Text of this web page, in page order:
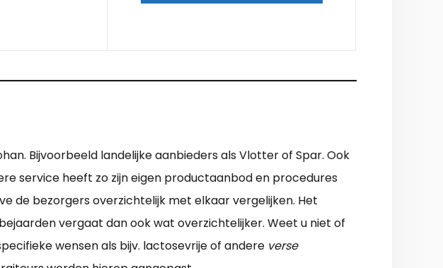
Bijvoorbeeld landelijke aanbieders als Vlotter of Spar. Ook
service heeft zo zijn eigen productaanbod en procedures
de bezorgers overzichtelijk met elkaar vergelijken. Het
vergaat dan ook wat overzichtelijker. Weet u niet of
wensen als bijv. lactosevrije of andere verse